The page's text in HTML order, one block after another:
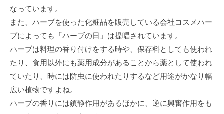
なっています。
また、ハーブを使った化粧品を販売している会社コスメハー
ブによっても「ハーブの日」は提唱されています。
ハーブは料理の香り付けをする時や、保存料としても使われ
たり、食用以外にも薬用成分があることから薬として使われ
ていたり、時には防虫に使われたりするなど用途がかなり幅
広い植物ですよね。
ハーブの香りには鎮静作用があるほかに、逆に興奮作用をも